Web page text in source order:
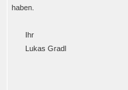
haben.
Ihr
Lukas Gradl